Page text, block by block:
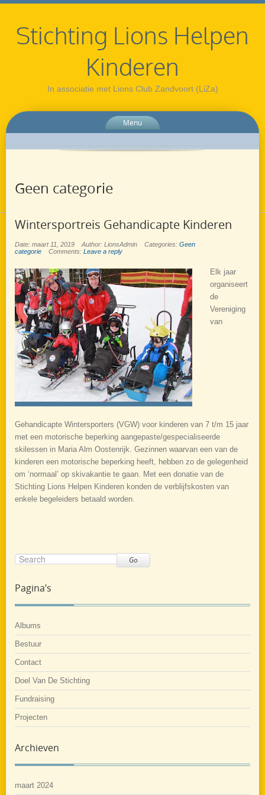
Stichting Lions Helpen
Kinderen
In associatie met Lions Club Zandvoort (LiZa)
Menu
Geen categorie
Wintersportreis Gehandicapte Kinderen
Date: maart 11, 2019 Author: LionsAdmin Categories: Geen
categorie
Comments: Leave a reply
Elk jaar
organiseert
de
Vereniging
van
Gehandicapte Wintersporters (VGW) voor kinderen van 7 t/m 15 jaar
met een motorische beperking aangepaste/gespecialiseerde
skilessen in Maria Alm Oostenrijk. Gezinnen waarvan een van de
kinderen een motorische beperking heeft, hebben zo de gelegenheid
om ‘normaal’ op skivakantie te gaan. Met een donatie van de
Stichting Lions Helpen Kinderen konden de verblijfskosten van
enkele begeleiders betaald worden.
Go
Pagina’s
Albums
Bestuur
Contact
Doel Van De Stichting
Fundraising
Projecten
Archieven
maart 2024